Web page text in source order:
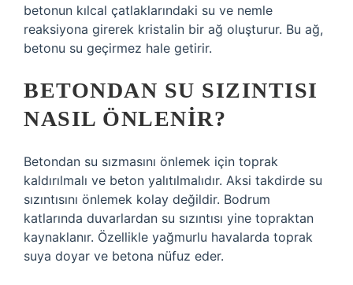
betonun kılcal çatlaklarındaki su ve nemle
reaksiyona girerek kristalin bir ağ oluşturur. Bu ağ,
betonu su geçirmez hale getirir.
BETONDAN SU SIZINTISI
NASIL ÖNLENIR?
Betondan su sızmasını önlemek için toprak
kaldırılmalı ve beton yalıtılmalıdır. Aksi takdirde su
sızıntısını önlemek kolay değildir. Bodrum
katlarında duvarlardan su sızıntısı yine topraktan
kaynaklanır. Özellikle yağmurlu havalarda toprak
suya doyar ve betona nüfuz eder.